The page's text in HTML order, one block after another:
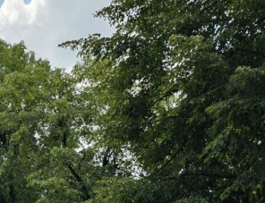
Кадровая политика
Контактная информация
Списки граждан, состоящих на
учете в качестве нуждающихся в
улучшении жилищных условий по
г. Владикавказ